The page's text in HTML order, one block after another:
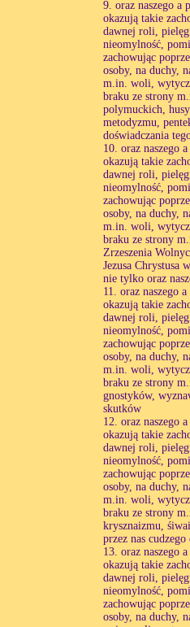
9. oraz naszego a
okazują takie
dawnej roli,
nieomylność,
zachowując
osoby, na duchy,
m.in. woli,
braku ze strony
polymuckich,
metodyzmu,
doświadczania
10. oraz naszego
okazują takie
dawnej roli,
nieomylność,
zachowując
osoby, na duchy,
m.in. woli,
braku ze strony
Zrzeszenia
Jezusa Chrystusa
nie tylko oraz
11. oraz naszego
okazują takie
dawnej roli,
nieomylność,
zachowując
osoby, na duchy,
m.in. woli,
braku ze strony
gnostyków,
skutków
12. oraz naszego
okazują takie
dawnej roli,
nieomylność,
zachowując
osoby, na duchy,
m.in. woli,
braku ze strony
krysznaizmu,
przez nas
13. oraz naszego
okazują takie
dawnej roli,
nieomylność,
zachowując
osoby, na duchy,